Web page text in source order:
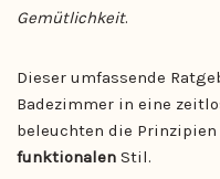
Gemütlichkeit.
Dieser umfassende
Badezimmer in eine
beleuchten die
funktionalen Stil.